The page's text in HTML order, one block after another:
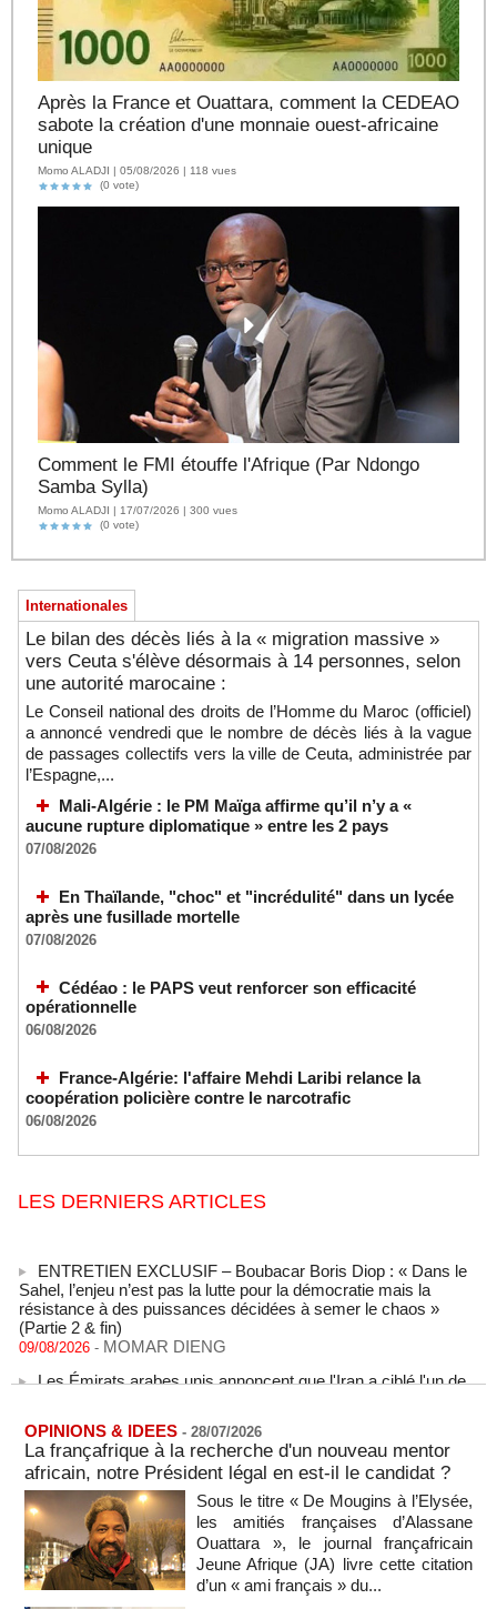
Après la France et Ouattara, comment la CEDEAO
sabote la création d'une monnaie ouest-africaine
unique
Momo ALADJI | 05/08/2026 | 118 vues
(0 vote)
Comment le FMI étouffe l'Afrique (Par Ndongo
Samba Sylla)
Momo ALADJI | 17/07/2026 | 300 vues
(0 vote)
Internationales
Le bilan des décès liés à la « migration massive »
vers Ceuta s'élève désormais à 14 personnes, selon
une autorité marocaine :
Le Conseil national des droits de l’Homme du Maroc (officiel)
a annoncé vendredi que le nombre de décès liés à la vague
de passages collectifs vers la ville de Ceuta, administrée par
l’Espagne,...
Mali-Algérie : le PM Maïga affirme qu’il n’y a «
aucune rupture diplomatique » entre les 2 pays
07/08/2026
En Thaïlande, "choc" et "incrédulité" dans un lycée
après une fusillade mortelle
07/08/2026
Cédéao : le PAPS veut renforcer son efficacité
opérationnelle
06/08/2026
France-Algérie: l'affaire Mehdi Laribi relance la
coopération policière contre le narcotrafic
06/08/2026
LES DERNIERS ARTICLES
Sahel, l’enjeu n’est pas la lutte pour la démocratie mais la
résistance à des puissances décidées à semer le chaos »
(Partie 2 & fin)
09/08/2026 -MOMAR DIENG
leurs navires avec un missile dans le détroit d'Ormuz
Le bilan des décès liés à la « migration massive » vers
Ceuta s'élève désormais à 14 personnes, selon une autorité
marocaine :
08/08/2026 -
Sénégal - Une revue de presse du 8 août 2026 (Par IA)
08/08/2026 -MOMO ALADJI
SENEGAL - Les Unes de la presse quotidienne du 8/9 août
OPINIONS & IDEES - 28/07/2026
La françafrique à la recherche d'un nouveau mentor
africain, notre Président légal en est-il le candidat ?
Sous le titre « De Mougins à l’Elysée,
les amitiés françaises d’Alassane
Ouattara », le journal françafricain
Jeune Afrique (JA) livre cette citation
d’un « ami français » du...